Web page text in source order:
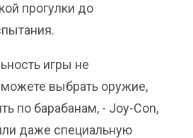
прогулки до
игры не
выбрать оружие,
по барабанам, - Joy-Con,
даже специальную